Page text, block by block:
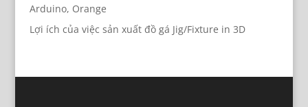
Arduino, Orange
Lợi ích của việc sản xuất đồ gá Jig/Fixture in 3D